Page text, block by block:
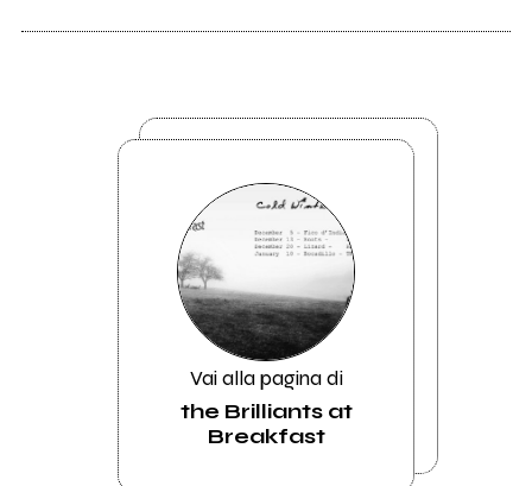
Vai alla pagina di
the Brilliants at
Breakfast